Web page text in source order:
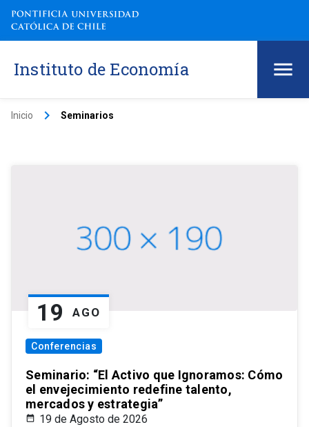
Instituto de Economía
Inicio keyboard_arrow_right Seminarios
19 AGO
Conferencias
Seminario: “El Activo que Ignoramos: Cómo
el envejecimiento redefine talento,
mercados y estrategia”
19 de Agosto de 2026